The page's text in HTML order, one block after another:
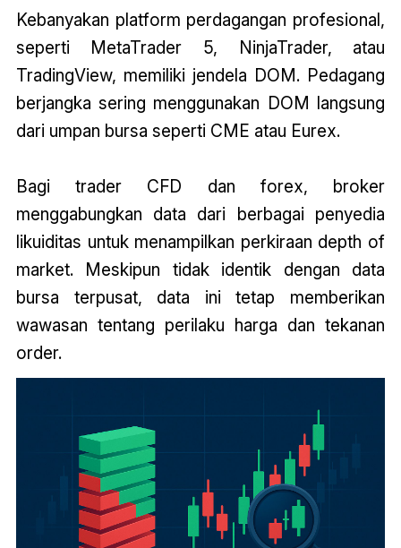
Kebanyakan platform perdagangan profesional,
seperti MetaTrader 5, NinjaTrader, atau
TradingView, memiliki jendela DOM. Pedagang
berjangka sering menggunakan DOM langsung
dari umpan bursa seperti CME atau Eurex.
Bagi trader CFD dan forex, broker
menggabungkan data dari berbagai penyedia
likuiditas untuk menampilkan perkiraan depth of
market. Meskipun tidak identik dengan data
bursa terpusat, data ini tetap memberikan
wawasan tentang perilaku harga dan tekanan
order.